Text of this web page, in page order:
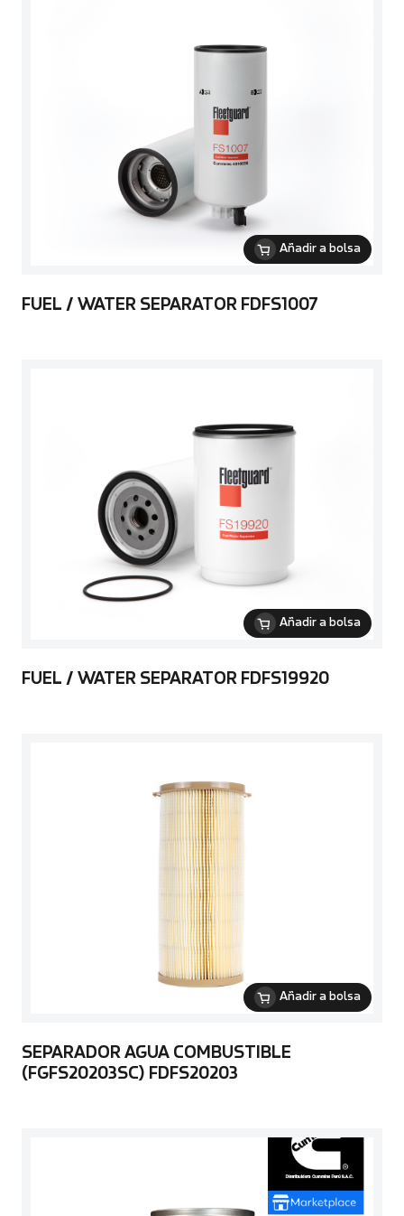
Añadir a bolsa
FUEL / WATER SEPARATOR FDFS1007
Añadir a bolsa
FUEL / WATER SEPARATOR FDFS19920
Añadir a bolsa
SEPARADOR AGUA COMBUSTIBLE
(FGFS20203SC) FDFS20203